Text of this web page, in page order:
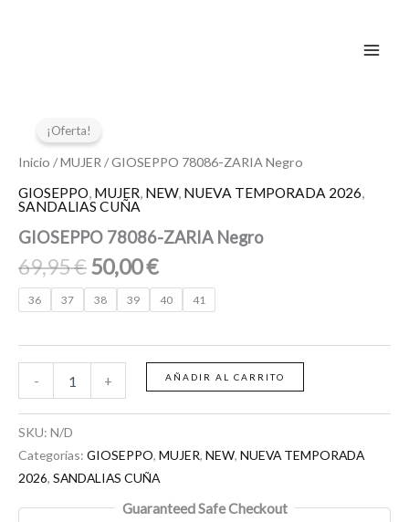
¡Oferta!
Inicio /MUJER / GIOSEPPO 78086-ZARIA Negro
GIOSEPPO, MUJER, NEW, NUEVA TEMPORADA 2026,
SANDALIAS CUÑA
GIOSEPPO 78086-ZARIA Negro
69,95€
original
69,95 €.
50,00€
actual
50,00 €.
36 37 38 39 40 41
-
78086-
ZARIA
Negro
+ AÑADIR AL CARRITO
SKU: N/D
Categorías: GIOSEPPO, MUJER, NEW, NUEVA TEMPORADA
2026, SANDALIAS CUÑA
Guaranteed Safe Checkout